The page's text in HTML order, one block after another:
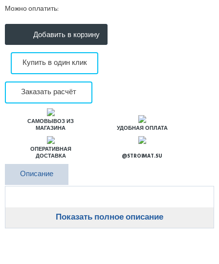
Можно оплатить:
Купить в один клик
Заказать расчёт
САМОВЫВОЗ ИЗ
МАГАЗИНА
УДОБНАЯ ОПЛАТА
ОПЕРАТИВНАЯ
ДОСТАВКА
@STROIMAT.SU
Описание
Показать полное описание